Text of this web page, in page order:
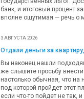
банк, и итоговый процент
вполне ощутимая — речь о
3 АВГУСТА 2026
Отдали деньги за
Вы наконец нашли
же слышите просьбу
настолько обычная, что на
под которой пройдет этот
если что-то пойдет не так,